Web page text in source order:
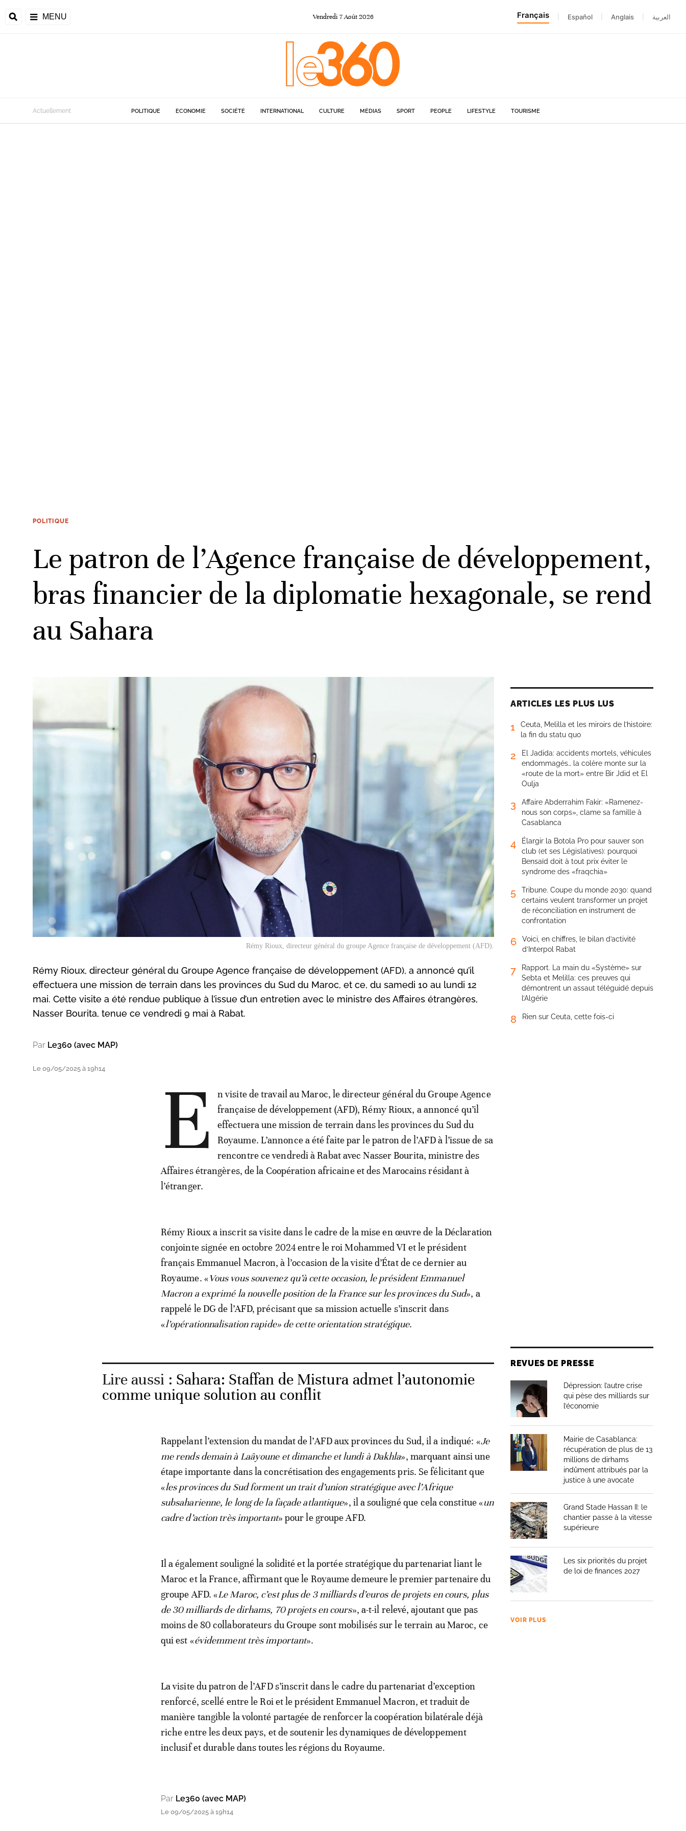
MENU Vendredi 7Août 2026 Français Español Anglais العربية
Actuellement POLITIQUE ECONOMIE SOCIÉTÉ INTERNATIONAL CULTURE MÉDIAS SPORT PEOPLE LIFESTYLE TOURISME
POLITIQUE
Le patron de l’Agence française de développement,
bras financier de la diplomatie hexagonale, se rend
au Sahara
Rémy Rioux, directeur général du groupe Agence française de développement (AFD).
Rémy Rioux, directeur général du Groupe Agence française de développement (AFD), a annoncé qu’il
effectuera une mission de terrain dans les provinces du Sud du Maroc, et ce, du samedi 10 au lundi 12
mai. Cette visite a été rendue publique à l’issue d’un entretien avec le ministre des Affaires étrangères,
Nasser Bourita, tenue ce vendredi 9 mai à Rabat.
Par Le360 (avec MAP)
Le 09/05/2025 à 19h14 E
n visite de travail au Maroc, le directeur général du Groupe Agence
française de développement (AFD), Rémy Rioux, a annoncé qu’il
effectuera une mission de terrain dans les provinces du Sud du
Royaume. L’annonce a été faite par le patron de l’AFD à l’issue de sa
rencontre ce vendredi à Rabat avec Nasser Bourita, ministre des
Affaires étrangères, de la Coopération africaine et des Marocains résidant à
l’étranger.
Rémy Rioux a inscrit sa visite dans le cadre de la mise en œuvre de la Déclaration
conjointe signée en octobre 2024 entre le roi Mohammed VI et le président
français Emmanuel Macron, à l’occasion de la visite d’État de ce dernier au
Royaume. «Vous vous souvenez qu’à cette occasion, le président Emmanuel
Macron a exprimé la nouvelle position de la France sur les provinces du Sud», a
rappelé le DG de l’AFD, précisant que sa mission actuelle s’inscrit dans
«l’opérationnalisation rapide» de cette orientation stratégique.
Lire aussi : Sahara: Staffan de Mistura admet l’autonomie
comme unique solution au conflit
Rappelant l’extension du mandat de l’AFD aux provinces du Sud, il a indiqué: «Je
me rends demain à Laâyoune et dimanche et lundi à Dakhla», marquant ainsi une
étape importante dans la concrétisation des engagements pris. Se félicitant que
«les provinces du Sud forment un trait d’union stratégique avec l’Afrique
subsaharienne, le long de la façade atlantique», il a souligné que cela constitue «un
cadre d’action très important» pour le groupe AFD.
Il a également souligné la solidité et la portée stratégique du partenariat liant le
Maroc et la France, affirmant que le Royaume demeure le premier partenaire du
groupe AFD. «Le Maroc, c’est plus de 3 milliards d’euros de projets en cours, plus
de 30 milliards de dirhams, 70 projets en cours», a-t-il relevé, ajoutant que pas
moins de 80 collaborateurs du Groupe sont mobilisés sur le terrain au Maroc, ce
qui est «évidemment très important».
La visite du patron de l’AFD s’inscrit dans le cadre du partenariat d’exception
renforcé, scellé entre le Roi et le président Emmanuel Macron, et traduit de
manière tangible la volonté partagée de renforcer la coopération bilatérale déjà
riche entre les deux pays, et de soutenir les dynamiques de développement
inclusif et durable dans toutes les régions du Royaume.
Par Le360 (avec MAP)
Le 09/05/2025 à 19h14
ARTICLES LES PLUS LUS
1
Ceuta, Melilla et les miroirs de l’histoire:
la fin du statu quo
2
El Jadida: accidents mortels, véhicules
endommagés… la colère monte sur la
«route de la mort» entre Bir Jdid et El
Oulja
3
Affaire Abderrahim Fakir: «Ramenez-
nous son corps», clame sa famille à
Casablanca
4
Élargir la Botola Pro pour sauver son
club (et ses Législatives): pourquoi
Bensaïd doit à tout prix éviter le
syndrome des «fraqchia»
5
Tribune. Coupe du monde 2030: quand
certains veulent transformer un projet
de réconciliation en instrument de
confrontation
6
Voici, en chiffres, le bilan d’activité
d’Interpol Rabat
7
Rapport. La main du «Système» sur
Sebta et Melilla: ces preuves qui
démontrent un assaut téléguidé depuis
l’Algérie
8 Rien sur Ceuta, cette fois-ci
REVUES DE PRESSE
Dépression: l’autre crise
qui pèse des milliards sur
l’économie
Mairie de Casablanca:
récupération de plus de 13
millions de dirhams
indûment attribués par la
justice à une avocate
Grand Stade Hassan II: le
chantier passe à la vitesse
supérieure
Les six priorités du projet
de loi de finances 2027
VOIR PLUS